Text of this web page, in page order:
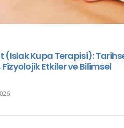
(Islak Kupa Terapisi):
Etkiler ve Bilimsel